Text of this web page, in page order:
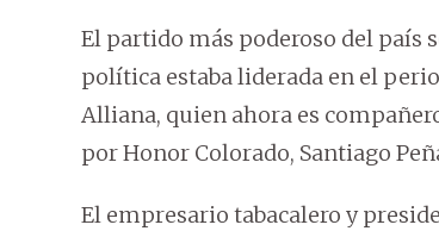
El partido más poderoso del país
política estaba liderada en el
Alliana, quien ahora es
por Honor Colorado, Santiago
El empresario tabacalero y